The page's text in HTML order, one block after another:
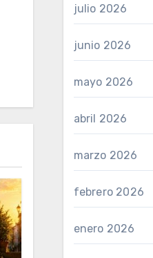
julio 2026
junio 2026
mayo 2026
abril 2026
marzo 2026
febrero 2026
enero 2026